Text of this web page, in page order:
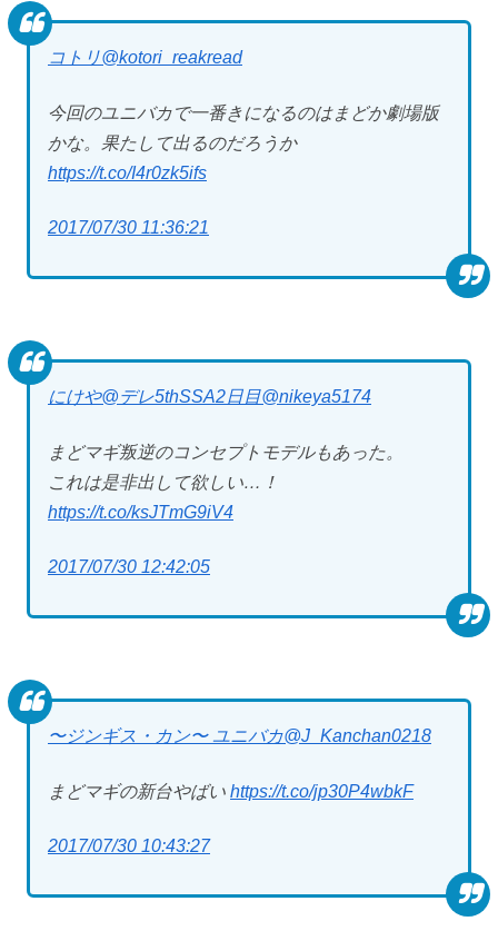
コトリ@kotori_reakread
今回のユニバカで一番きになるのはまどか劇場版
かな。果たして出るのだろうか
https://t.co/I4r0zk5ifs
2017/07/30 11:36:21
にけや@デレ5thSSA2日目@nikeya5174
まどマギ叛逆のコンセプトモデルもあった。
これは是非出して欲しい…！
https://t.co/ksJTmG9iV4
2017/07/30 12:42:05
〜ジンギス・カン〜 ユニバカ@J_Kanchan0218
まどマギの新台やばい https://t.co/jp30P4wbkF
2017/07/30 10:43:27